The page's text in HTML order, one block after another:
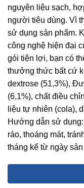
nguyên liệu sạch,
người tiêu dùng. Vì
sử dụng sản phẩm.
công nghệ hiện đại
gói tiện lợi, bạn có
thưởng thức bất cứ
dextrose (51,3%),
(6,1%), chất điều
liệu tự nhiên (cola),
Hướng dẫn sử
ráo, thoáng mát,
tháng kể từ ngày